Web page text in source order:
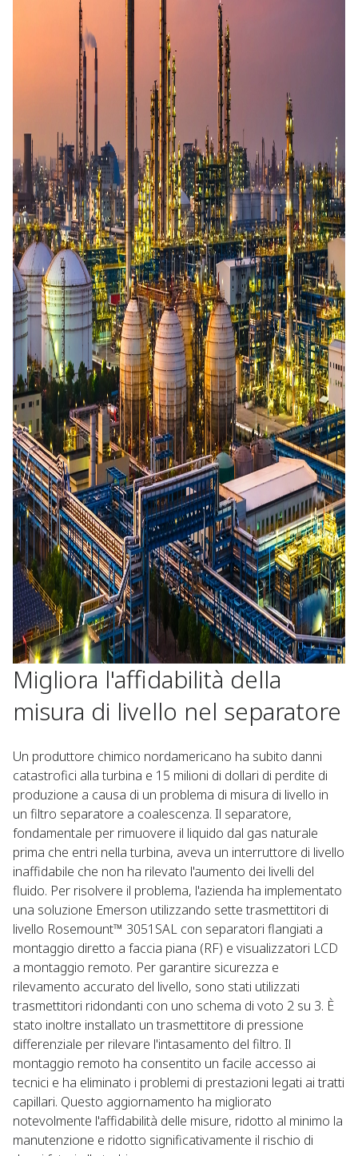
Migliora l'affidabilità della
misura di livello nel separatore
Un produttore chimico nordamericano ha subito danni
catastrofici alla turbina e 15 milioni di dollari di perdite di
produzione a causa di un problema di misura di livello in
un filtro separatore a coalescenza. Il separatore,
fondamentale per rimuovere il liquido dal gas naturale
prima che entri nella turbina, aveva un interruttore di livello
inaffidabile che non ha rilevato l'aumento dei livelli del
fluido. Per risolvere il problema, l'azienda ha implementato
una soluzione Emerson utilizzando sette trasmettitori di
livello Rosemount™ 3051SAL con separatori flangiati a
montaggio diretto a faccia piana (RF) e visualizzatori LCD
a montaggio remoto. Per garantire sicurezza e
rilevamento accurato del livello, sono stati utilizzati
trasmettitori ridondanti con uno schema di voto 2 su 3. È
stato inoltre installato un trasmettitore di pressione
differenziale per rilevare l'intasamento del filtro. Il
montaggio remoto ha consentito un facile accesso ai
tecnici e ha eliminato i problemi di prestazioni legati ai tratti
capillari. Questo aggiornamento ha migliorato
notevolmente l'affidabilità delle misure, ridotto al minimo la
manutenzione e ridotto significativamente il rischio di